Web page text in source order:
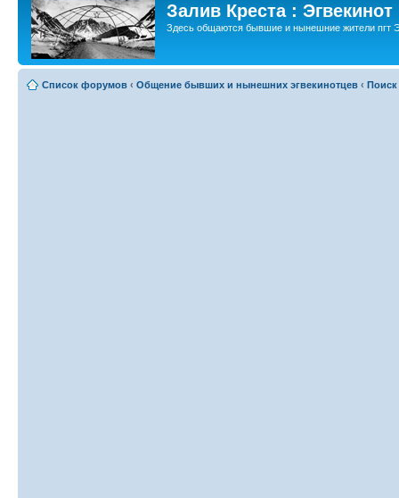
Залив Креста : Эгвекинот
Здесь общаются бывшие и нынешние жители пгт
Список форумов ‹ Общение бывших и нынешних эгвекинотцев ‹ Поиск